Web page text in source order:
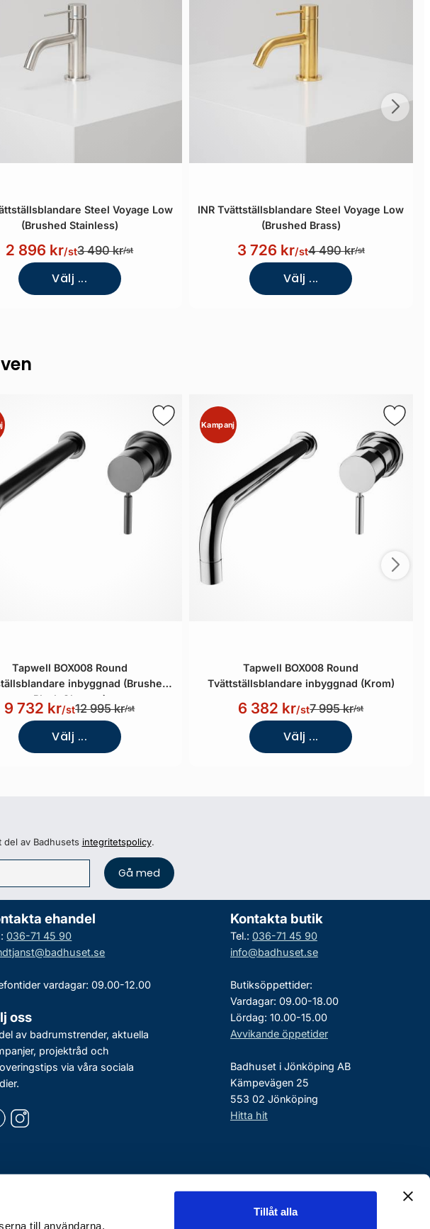
till användarna,
Tillåt alla
Steel Voyage Low
(Brushed Stainless)
2 896 kr/st3 490 kr/st
Välj ...
INR Tvättställsblandare Steel Voyage Low
(Brushed Brass)
3 726 kr/st4 490 kr/st
Välj ...
Tapwell BOX008 Round
inbyggnad (Brushed
Black Chrome)
9 732 kr/st12 995 kr/st
Välj ...
Kampanj
Tapwell BOX008 Round
Tvättställsblandare inbyggnad (Krom)
6 382 kr/st7 995 kr/st
Välj ...
del av Badhusets integritetspolicy.
ehandel
036-71 45 90
vardagar: 09.00-12.00
oss
av badrumstrender, aktuella
projektråd och
via våra sociala
Kontakta butik
Tel.: 036-71 45 90
info@badhuset.se
Butiksöppettider:
Vardagar: 09.00-18.00
Lördag: 10.00-15.00
Avvikande öppetider
Badhuset i Jönköping AB
Kämpevägen 25
553 02 Jönköping
Hitta hit